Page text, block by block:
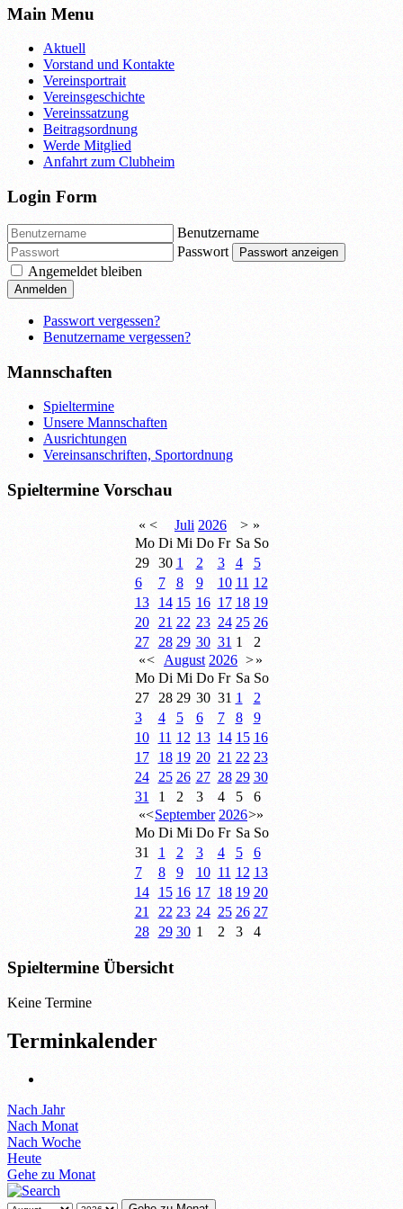
Main Menu
Aktuell
Vorstand und Kontakte
Vereinsportrait
Vereinsgeschichte
Vereinssatzung
Beitragsordnung
Werde Mitglied
Anfahrt zum Clubheim
Login Form
Benutzername
Passwort
Passwort anzeigen
Angemeldet bleiben
Anmelden
Passwort vergessen?
Benutzername vergessen?
Mannschaften
Spieltermine
Unsere Mannschaften
Ausrichtungen
Vereinsanschriften, Sportordnung
Spieltermine Vorschau
« < Juli 2026 > »
Mo Di Mi Do Fr Sa So
29
30 1 2 3 4
5
6
7 8 9 10 11 12
13
14 15 16 17 18 19
20
21 22 23 24 25 26
27
28 29 30 31 1
2
«< August 2026 >»
Mo Di Mi Do Fr Sa So
27
28 29 30 31 1
2
3
4 5 6 7 8
9
10
11 12 13 14 15 16
17
18 19 20 21 22 23
24
25 26 27 28 29 30
31
1 2 3 4 5
6
«<September 2026>»
Mo Di Mi Do Fr Sa So
31
1 2 3 4 5
6
7
8 9 10 11 12 13
14
15 16 17 18 19 20
21
22 23 24 25 26 27
28
29 30 1 2 3 4
Spieltermine Übersicht
Keine Termine
Terminkalender
Nach Jahr
Nach Monat
Nach Woche
Heute
Gehe zu Monat